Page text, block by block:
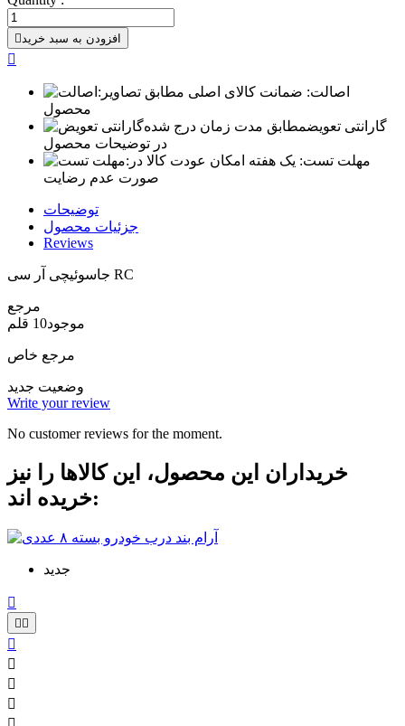
افزودن به سبد خرید

اصالت: ضمانت کالای اصلی مطابق تصاویر
محصول
گارانتی تعویضمطابق مدت زمان درج شده
در توضیحات محصول
مهلت تست: یک هفته امکان عودت کالا در
صورت عدم رضایت
توضیحات
جزئیات محصول
Reviews
جاسوئیچی آر سی RC
مرجع
موجود10 قلم
مرجع خاص
وضعیت جدید
Write your review
No customer reviews for the moment.
خریداران این محصول، این کالاها را نیز
خریده اند:
جدید

 



